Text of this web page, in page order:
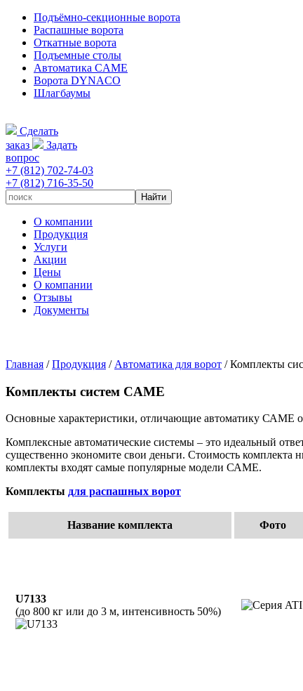
Подъёмно-секционные ворота
Распашные ворота
Откатные ворота
Подъемные столы
Автоматика CAME
Ворота DYNACO
Шлагбаумы
Сделать
заказ
Задать
вопрос
+7 (812) 702-74-03
+7 (812) 716-35-50
О компании
Продукция
Услуги
Акции
Цены
О компании
Отзывы
Документы
Главная /Продукция / Автоматика для ворот / Комплекты
Комплекты систем CAME
Основные характеристики, отличающие автоматику САМЕ
Комплексные автоматические системы – это идеальный
существенно экономите свои деньги. Стоимость
комплекты входят самые популярные модели САМЕ.
Комплекты для распашных ворот
Название комплекта Фото
U7133
(до 800 кг или до 3 м, интенсивность 50%)